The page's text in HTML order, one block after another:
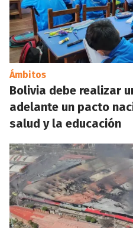
Ámbitos
Bolivia debe realizar
adelante un pacto
salud y la educación